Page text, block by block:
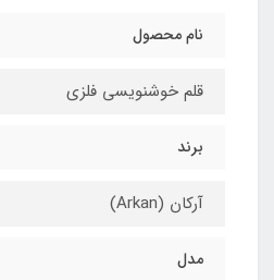
نام محصول
قلم خوشنویسی فلزی
برند
آرکان (Arkan)
مدل